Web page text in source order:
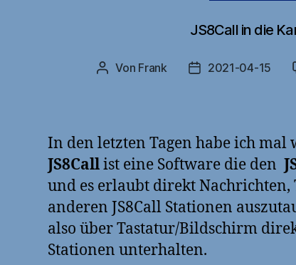
JS8Call in die
Beitragsautor
Von Frank 2021-04-15
In den letzten Tagen habe ich mal
JS8Callist eine Software die den
und es erlaubt direkt Nachrichten,
anderen JS8Call Stationen
also über Tastatur/Bildschirm
Stationen unterhalten.